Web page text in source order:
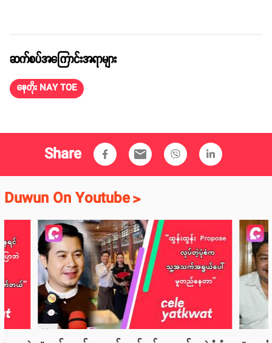
ဆက်စပ်အကြောင်းအရာများ
နေတိုး NAY TOE
Share email
Duwun On Youtube>